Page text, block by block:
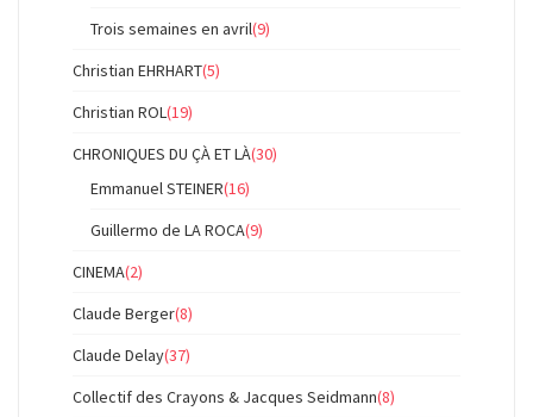
Trois semaines en avril(9)
Christian EHRHART(5)
Christian ROL(19)
CHRONIQUES DU ÇÀ ET LÀ(30)
Emmanuel STEINER(16)
Guillermo de LA ROCA(9)
CINEMA(2)
Claude Berger(8)
Claude Delay(37)
Collectif des Crayons & Jacques Seidmann(8)